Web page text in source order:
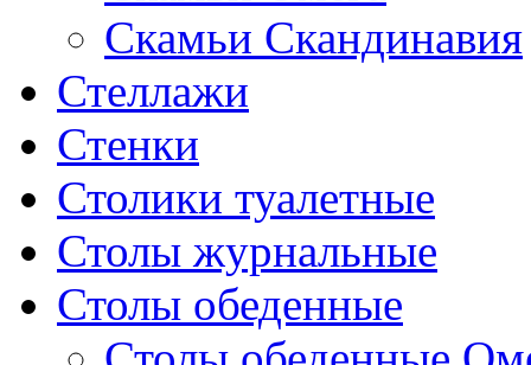
Скамьи Скандинавия
Стеллажи
Стенки
Столики туалетные
Столы журнальные
Столы обеденные